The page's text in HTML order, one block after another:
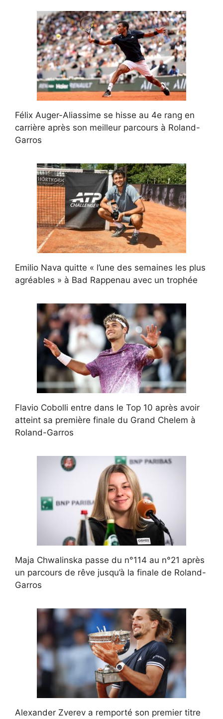
Félix Auger-Aliassime se hisse au 4e rang en
carrière après son meilleur parcours à Roland-
Garros
Emilio Nava quitte « l’une des semaines les plus
agréables » à Bad Rappenau avec un trophée
Flavio Cobolli entre dans le Top 10 après avoir
atteint sa première finale du Grand Chelem à
Roland-Garros
Maja Chwalinska passe du n°114 au n°21 après
un parcours de rêve jusqu’à la finale de Roland-
Garros
Alexander Zverev a remporté son premier titre